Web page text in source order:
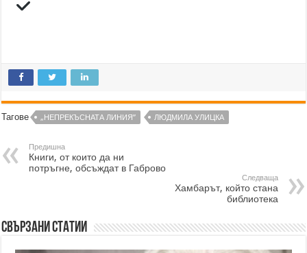
Тагове „НЕПРЕКЪСНАТА ЛИНИЯ” ЛЮДМИЛА УЛИЦКА
Предишна
Книги, от които да ни
потръгне, обсъждат в Габрово
Следваща
Хамбарът, който стана
библиотека
Свързани статии